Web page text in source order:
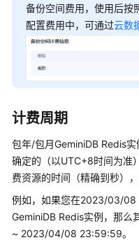
计
费
模
续
费
账
单
欠
费
备份空间费用，使用后按
配置费用中，可通过云数
计费周期
包年/包月GeminiDB Redis实
确定的（以UTC+8时间为准
费资源的时间（精确到秒）
例如，如果您在2023/03/08
GeminiDB Redis实例，那么
~ 2023/04/08 23:59:59。